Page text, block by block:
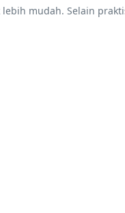
mudah. Selain